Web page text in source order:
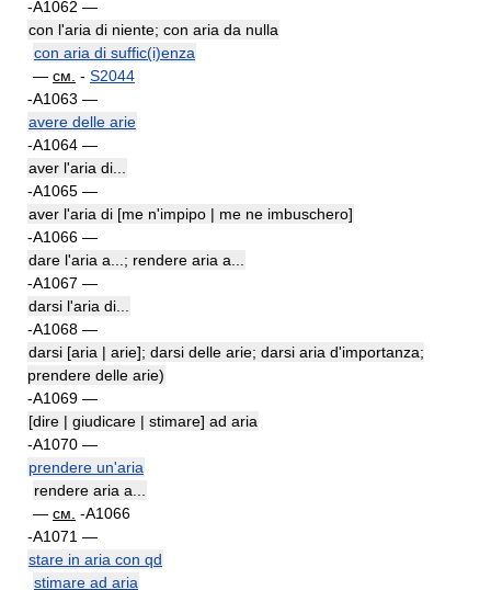
-A1062 —
con l'aria di niente; con aria da nulla
con aria di suffic(i)enza
— см. - S2044
-A1063 —
avere delle arie
-A1064 —
aver l'aria di...
-A1065 —
aver l'aria di [me n'impipo | me ne imbuschero]
-A1066 —
dare l'aria a...; rendere aria a...
-A1067 —
darsi l'aria di...
-A1068 —
darsi [aria | arie]; darsi delle arie; darsi aria d'importanza;
prendere delle arie)
-A1069 —
[dire | giudicare | stimare] ad aria
-A1070 —
prendere un'aria
rendere aria а...
— см. -A1066
-A1071 —
stare in aria con qd
stimare ad aria